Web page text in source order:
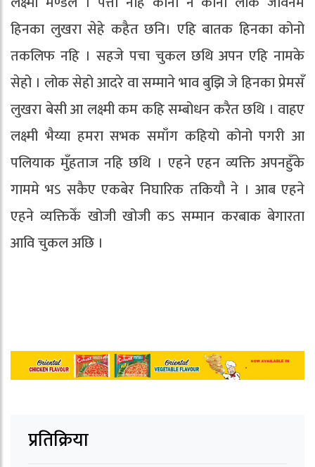
हिनका लुखरा सेहे कहैत छनि। एहि बातक हिनका कोनो
तकलिफ नहि । सहजे पचा चुकल छथि अपन एहि नामके
सेहो । लोक सेहो आदरे वा सम्माने भाव बुझि जे हिनका प्रेमसँ
लुखरा बेसी आ लक्ष्मी कम कहि सम्बोधन करैत छथि । वाहए
लक्ष्मी भैय्या हमरा सभक समाँग कहियो कोनो पगरी आ
पलियाक मुँहताज नहि छथि । एहने एहन व्यक्ति अपनहुँके
गाममे भऽ सकैए एकबेर निघारिक तकियौ ने । आब एहने
एहने व्यक्तिकेँ खोजी खोजी कऽ सम्मान करबाक बेगारता
आवि चुकल अछि ।
प्रतिक्रिया